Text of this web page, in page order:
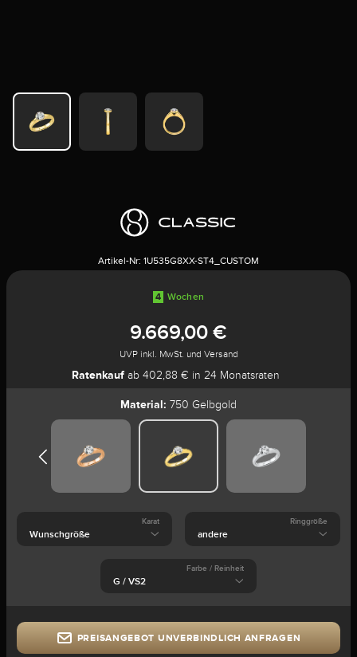
Artikel-Nr: 1U535G8XX-ST4_CUSTOM
4 Wochen
9.669,00 €
UVP inkl. MwSt. und Versand
Ratenkaufab 402,88 € in 24 Monatsraten
Material: 750 Gelbgold
Karat Ringgröße
Farbe / Reinheit
PREISANGEBOT UNVERBINDLICH ANFRAGEN